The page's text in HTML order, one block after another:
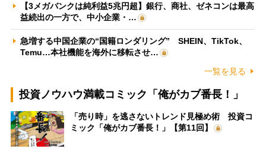
【3メガバンクは純利益5兆円超】銀行、商社、ゼネコンは最高
益続出の一方で、中小企業・…
急増する中国企業の“国籍ロンダリング” SHEIN、TikTok、
Temu…本社機能を海外に移転させ…
一覧を見る
投資ノウハウ満載コミック「俺がカブ番長！」
「売り時」を逃さないトレンド見極め術 投資コ
ミック「俺がカブ番長！」【第11回】